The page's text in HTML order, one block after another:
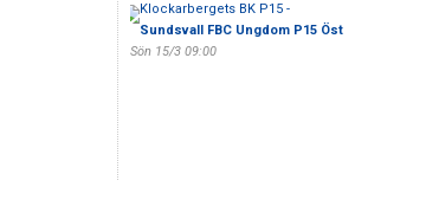
Klockarbergets BK P15 -
Sundsvall FBC Ungdom P15 Öst
Sön 15/3 09:00